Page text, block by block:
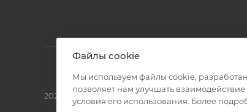
2026 © Полиграф кит - интернет-магазин
Файлы cookie
Мы используем файлы cookie,
позволяет нам улучшать
условия его использования. Более